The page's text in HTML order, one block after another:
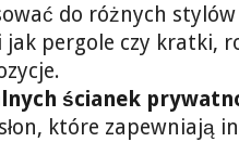
do różnych stylów
pergole czy kratki,
ścianek
które zapewniają